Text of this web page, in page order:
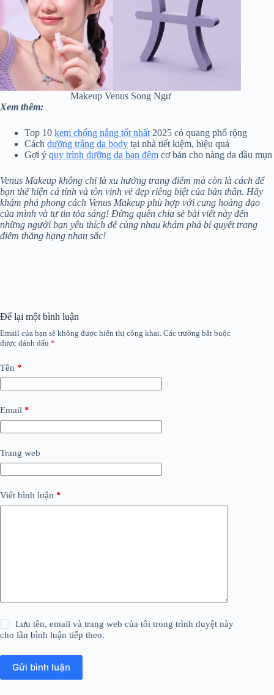
Makeup Venus Song Ngư
Xem thêm:
Top 10 kem chống nắng tốt nhất 2025 có quang phổ rộng
Cách dưỡng trắng da body tại nhà tiết kiệm, hiệu quả
Gợi ý quy trình dưỡng da ban đêm cơ bản cho nàng da dầu mụn
Venus Makeup không chỉ là xu hướng trang điểm mà còn là cách để
bạn thể hiện cá tính và tôn vinh vẻ đẹp riêng biệt của bản thân. Hãy
khám phá phong cách Venus Makeup phù hợp với cung hoàng đạo
của mình và tự tin tỏa sáng! Đừng quên chia sẻ bài viết này đến
những người bạn yêu thích để cùng nhau khám phá bí quyết trang
điểm thăng hạng nhan sắc!
Để lại một bình luận
Email của bạn sẽ không được hiển thị công khai. Các trường bắt buộc
được đánh dấu *
Tên *
Email *
Trang web
Viết bình luận *
Lưu tên, email và trang web của tôi trong trình duyệt này
cho lần bình luận tiếp theo.
Gửi bình luận